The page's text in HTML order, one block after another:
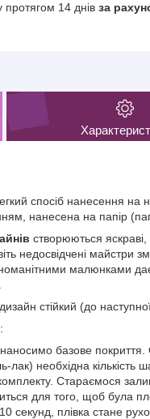
протягом 14 днів за
спосіб нанесення на
нанесена на папір
створюються яскраві,
недосвідчені майстри
малюнками
стійкий (до наступної
наносимо базове
необхідна кількість
Стараємося
для того, щоб була
секунд, плівка стане